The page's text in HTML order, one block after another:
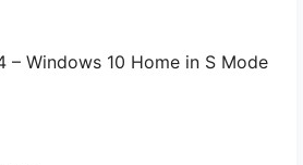
– Windows 10 Home in S Mode